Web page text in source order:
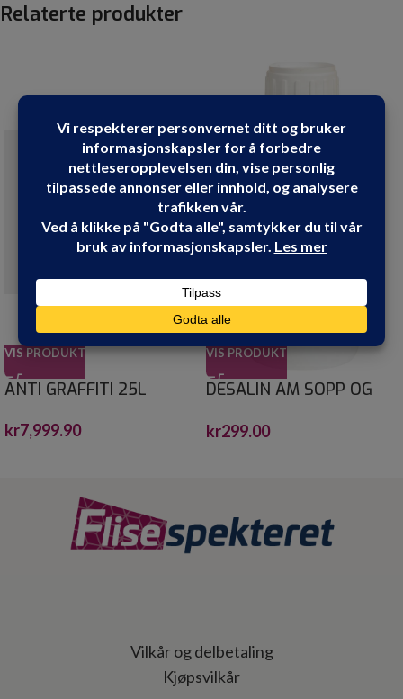
Relaterte produkter
VIS PRODUKT
ANTI GRAFFITI 25L
kr7,999.90
VIS PRODUKT
DESALIN AM SOPP OG
kr299.00
Vilkår og delbetaling
Kjøpsvilkår